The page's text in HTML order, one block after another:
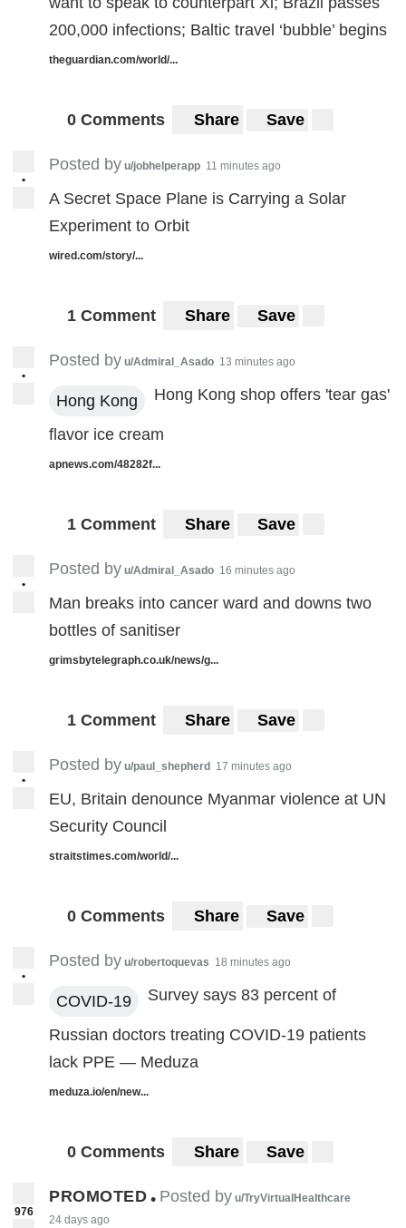
200,000 infections; Baltic travel ‘bubble’ begins
theguardian.com/world/...
0 Comments Share Save
•
Posted by u/jobhelperapp 11 minutes ago
A Secret Space Plane is Carrying a Solar
Experiment to Orbit
wired.com/story/...
1 Comment Share Save
•
Posted by u/Admiral_Asado 13 minutes ago
Hong Kong Hong Kong shop offers 'tear gas'
flavor ice cream
apnews.com/48282f...
1 Comment Share Save
•
Posted by u/Admiral_Asado 16 minutes ago
Man breaks into cancer ward and downs two
bottles of sanitiser
grimsbytelegraph.co.uk/news/g...
1 Comment Share Save
•
Posted by u/paul_shepherd 17 minutes ago
EU, Britain denounce Myanmar violence at UN
Security Council
straitstimes.com/world/...
0 Comments Share Save
•
Posted by u/robertoquevas 18 minutes ago
COVID-19 Survey says 83 percent of
Russian doctors treating COVID-19 patients
lack PPE — Meduza
meduza.io/en/new...
0 Comments Share Save
976
PROMOTED • Posted by u/TryVirtualHealthcare
24 days ago